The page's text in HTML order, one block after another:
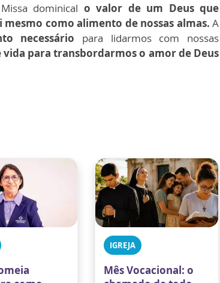
dominical o valor de um Deus que
como alimento de nossas almas. A
necessário para lidarmos com nossas
vida para transbordarmos o amor de Deus
IGREJA
Mês Vocacional: o